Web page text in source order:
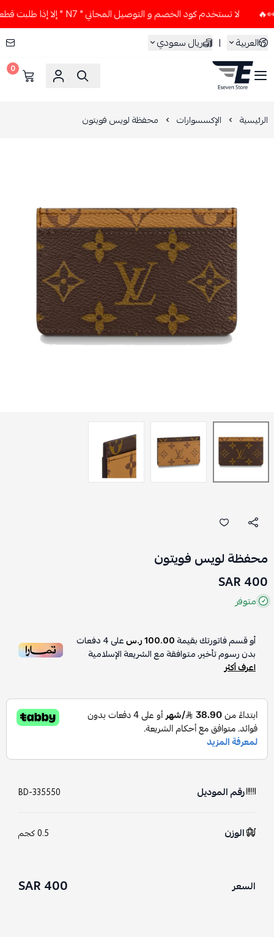
لا تستخدم كود الخصم و التوصيل المجاني " N7 " إلا إذا طلبت قطعتين أو أكثر 👀🔥
العربية
| ريال سعودي
ESEVEN STORE
0
الرئيسية الإكسسوارات محفظة لويس فويتون
محفظة لويس فويتون
400 SAR
متوفر
أو قسم فاتورتك بقيمة100.00 ر.س على4دفعات
بدون رسوم تأخير، متوافقة مع الشريعة الإسلامية
اعرف أكثر
رقم الموديل BD-335550
الوزن 0.5 كجم
السعر 400 SAR